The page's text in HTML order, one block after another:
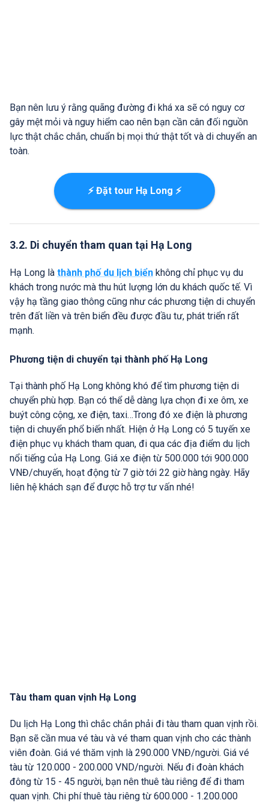
Bạn nên lưu ý rằng quãng đường đi khá xa sẽ có nguy cơ
gây mệt mỏi và nguy hiểm cao nên bạn cần cân đối nguồn
lực thật chắc chắn, chuẩn bị mọi thứ thật tốt và di chuyển an
toàn.
⚡ Đặt tour Hạ Long ⚡
3.2. Di chuyển tham quan tại Hạ Long
Hạ Long là thành phố du lịch biển không chỉ phục vụ du
khách trong nước mà thu hút lượng lớn du khách quốc tế. Vì
vậy hạ tầng giao thông cũng như các phương tiện di chuyển
trên đất liền và trên biển đều được đầu tư, phát triển rất
mạnh.
Phương tiện di chuyển tại thành phố Hạ Long
Tại thành phố Hạ Long không khó để tìm phương tiện di
chuyển phù hợp. Bạn có thể dễ dàng lựa chọn đi xe ôm, xe
buýt công cộng, xe điện, taxi…Trong đó xe điện là phương
tiện di chuyển phổ biến nhất. Hiện ở Hạ Long có 5 tuyến xe
điện phục vụ khách tham quan, đi qua các địa điểm du lịch
nổi tiếng của Hạ Long. Giá xe điện từ 500.000 tới 900.000
VNĐ/chuyến, hoạt động từ 7 giờ tới 22 giờ hàng ngày. Hãy
liên hệ khách sạn để được hỗ trợ tư vấn nhé!
Tàu tham quan vịnh Hạ Long
Du lịch Hạ Long thì chắc chắn phải đi tàu tham quan vịnh rồi.
Bạn sẽ cần mua vé tàu và vé tham quan vịnh cho các thành
viên đoàn. Giá vé thăm vịnh là 290.000 VNĐ/người. Giá vé
tàu từ 120.000 - 200.000 VND/người. Nếu đi đoàn khách
đông từ 15 - 45 người, bạn nên thuê tàu riêng để đi tham
quan vịnh. Chi phí thuê tàu riêng từ 600.000 - 1.200.000